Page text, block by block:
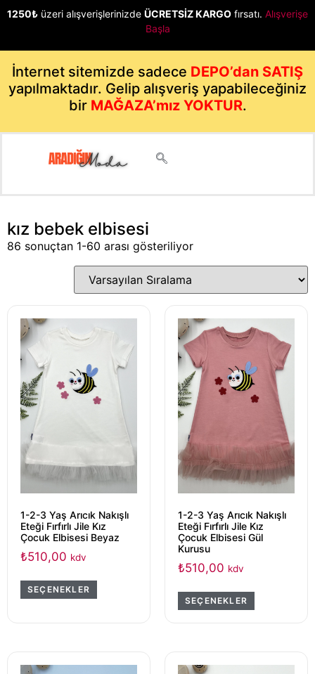
1250₺ üzeri alışverişlerinizde ÜCRETSİZ KARGO fırsatı. Alışverişe
Başla
İnternet sitemizde sadece DEPO’dan SATIŞ
yapılmaktadır. Gelip alışveriş yapabileceğiniz
bir MAĞAZA’mız YOKTUR.
kız bebek elbisesi
86 sonuçtan 1-60 arası gösteriliyor
1-2-3 Yaş Arıcık Nakışlı
Eteği Fırfırlı Jile Kız
Çocuk Elbisesi Beyaz
₺510,00 kdv
SEÇENEKLER
1-2-3 Yaş Arıcık Nakışlı
Eteği Fırfırlı Jile Kız
Çocuk Elbisesi Gül
Kurusu
₺510,00 kdv
SEÇENEKLER